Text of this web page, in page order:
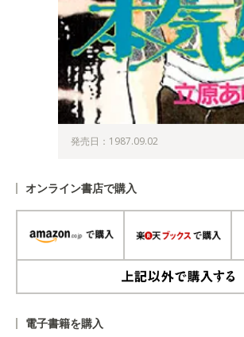
発売日：1987.09.02
オンライン書店で購入
電子書籍を購入